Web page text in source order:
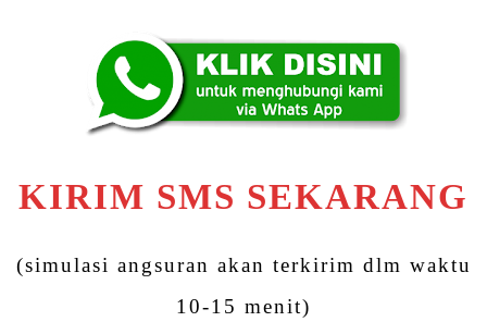
KIRIM SMS SEKARANG
(simulasi angsuran akan terkirim dlm waktu
10-15 menit)